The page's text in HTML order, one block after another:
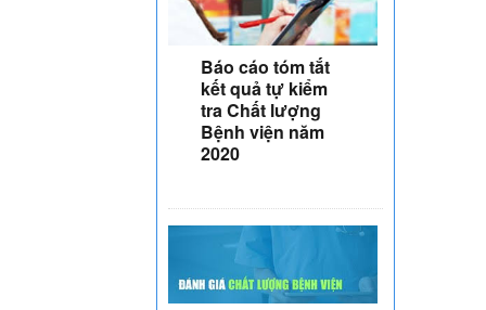
Báo cáo tóm tắt
kết quả tự kiểm
tra Chất lượng
Bệnh viện năm
2020